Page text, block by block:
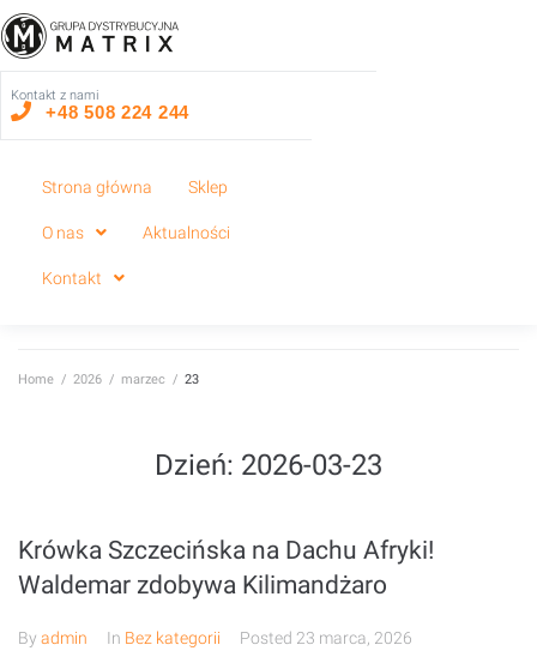
Strona główna Sklep
O nas Aktualności
Kontakt
Kontakt z nami
+48 508 224 244
Home / 2026 / marzec / 23
Dzień: 2026-03-23
Krówka Szczecińska na Dachu Afryki!
Waldemar zdobywa Kilimandżaro
By admin In Bez kategorii Posted 23 marca, 2026